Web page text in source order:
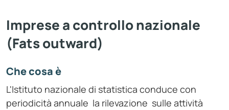
Imprese a controllo nazionale
(Fats outward)
Che cosa è
L'Istituto nazionale di statistica conduce con
periodicità annuale la rilevazione sulle attività